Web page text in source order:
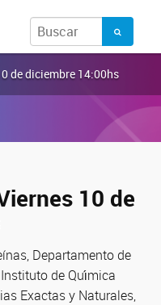
de diciembre 14:00hs
10 de
Departamento de
de Quı́mica
Exactas y Naturales,